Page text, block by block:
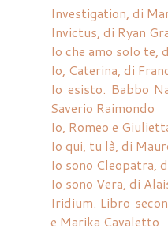
Investigation, di
Invictus, di Ryan
Io che amo solo te,
Io, Caterina, di
Io esisto. Babbo
Saverio Raimondo
Io, Romeo e
Io qui, tu là, di
Io sono Cleopatra,
Io sono Vera, di
Iridium. Libro
e Marika Cavaletto